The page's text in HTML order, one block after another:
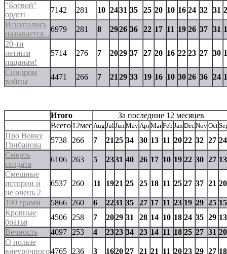
"Боевой"
орден
7142 281 10 2431 35 25 20 10 16 24 32 31
Искупались
называется...
6979 281 8 2926 36 22 17 11 19 26 37 31
20-ти
летним
пацанам!
5714 276 7 2029 37 27 20 16 22 23 27 30
Синдром
войны
4471 266 7 21 29 33 19 16 10 30 26 36 24
Итого
За последние 12 месяцев
Всего12мес Aug Jul Jun May AprMarFeb Jan DecNovOct
Про Вовку
Грибанова
5738 266 7 21 25 34 30 13 11 20 22 32 27 24
Смерть
солдата
6106 263 5 2331 40 26 17 10 19 22 30 27 13
Смешные
истории и
не очень 2
6537 260 11 1921 25 25 18 11 25 27 37 21 20
100 грамм 5866 260 6 2231 35 27 17 11 23 19 29 25 15
Кровные
братья
4506 258 7 2029 31 28 14 10 18 24 35 29 13
Вечность
4097 253 4 2323 34 23 14 11 18 25 27 31 20
О пользе
внеурочного4765 236 3 1620 27 21 21 11 20 23 29 27 18